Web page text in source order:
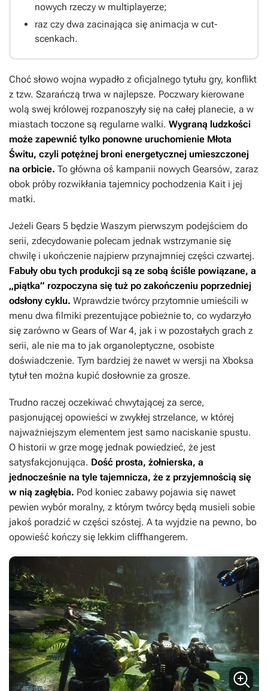
nowych rzeczy w multiplayerze;
raz czy dwa zacinająca się animacja w cut-
scenkach.
Choć słowo wojna wypadło z oficjalnego tytułu gry, konflikt
z tzw. Szarańczą trwa w najlepsze. Poczwary kierowane
wolą swej królowej rozpanoszyły się na całej planecie, a w
miastach toczone są regularne walki. Wygraną ludzkości
może zapewnić tylko ponowne uruchomienie Młota
Świtu, czyli potężnej broni energetycznej umieszczonej
na orbicie. To główna oś kampanii nowych Gearsów, zaraz
obok próby rozwikłania tajemnicy pochodzenia Kait i jej
matki.
Jeżeli Gears 5 będzie Waszym pierwszym podejściem do
serii, zdecydowanie polecam jednak wstrzymanie się
chwilę i ukończenie najpierw przynajmniej części czwartej.
Fabuły obu tych produkcji są ze sobą ściśle powiązane, a
„piątka” rozpoczyna się tuż po zakończeniu poprzedniej
odsłony cyklu. Wprawdzie twórcy przytomnie umieścili w
menu dwa filmiki prezentujące pobieżnie to, co wydarzyło
się zarówno w Gears of War 4, jak i w pozostałych grach z
serii, ale nie ma to jak organoleptyczne, osobiste
doświadczenie. Tym bardziej że nawet w wersji na Xboksa
tytuł ten można kupić dosłownie za grosze.
Trudno raczej oczekiwać chwytającej za serce,
pasjonującej opowieści w zwykłej strzelance, w której
najważniejszym elementem jest samo naciskanie spustu.
O historii w grze mogę jednak powiedzieć, że jest
satysfakcjonująca. Dość prosta, żołnierska, a
jednocześnie na tyle tajemnicza, że z przyjemnością się
w nią zagłębia. Pod koniec zabawy pojawia się nawet
pewien wybór moralny, z którym twórcy będą musieli sobie
jakoś poradzić w części szóstej. A ta wyjdzie na pewno, bo
opowieść kończy się lekkim cliffhangerem.